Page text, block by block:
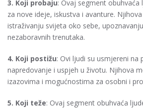
3. Koji probaju: Ovaj segment
za nove ideje, iskustva i avanture.
istraživanju svijeta oko sebe,
nezaboravnih trenutaka.
4. Koji postižu: Ovi ljudi su usmjereni na
napredovanje i uspjeh u životu. Njihova
izazovima i mogućnostima za osobni i
5. Koji teže: Ovaj segment obuhvaća